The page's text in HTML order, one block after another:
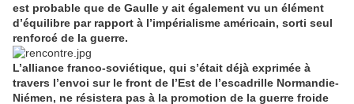
est probable que de Gaulle y ait également vu un élément
d’équilibre par rapport à l’impérialisme américain, sorti seul
renforcé de la guerre.
L’alliance franco-soviétique, qui s’était déjà exprimée à
travers l’envoi sur le front de l’Est de l’escadrille Normandie-
Niémen, ne résistera pas à la promotion de la guerre froide